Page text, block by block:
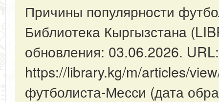
Причины популярности
Библиотека Кыргызстана
обновления: 03.06.2026. URL:
https://library.kg/m/articles/
футболиста-Месси (дата